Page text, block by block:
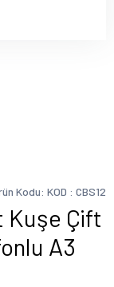
Kodu: KOD : CBS12
Kuşe Çift
A3